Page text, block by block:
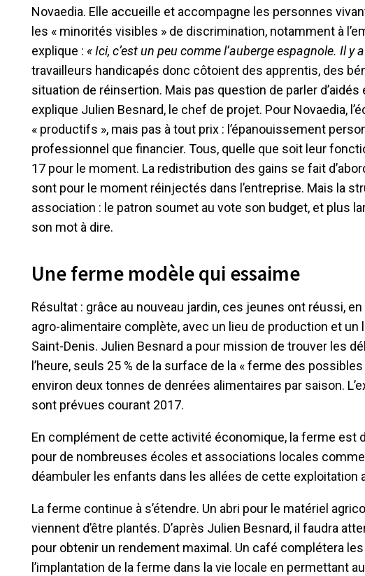
Novaedia. Elle accueille et accompagne les personnes
les « minorités visibles » de discrimination, notamment à
explique : « Ici, c’est un peu comme l’auberge espagnole. Il
travailleurs handicapés donc côtoient des apprentis, des
situation de réinsertion. Mais pas question de parler d’aidés
explique Julien Besnard, le chef de projet. Pour Novaedia,
« productifs », mais pas à tout prix : l’épanouissement
professionnel que financier. Tous, quelle que soit leur
17 pour le moment. La redistribution des gains se fait
sont pour le moment réinjectés dans l’entreprise. Mais la
association : le patron soumet au vote son budget, et plus
son mot à dire.
Une ferme modèle qui essaime
Résultat : grâce au nouveau jardin, ces jeunes ont réussi,
agro-alimentaire complète, avec un lieu de production et
Saint-Denis. Julien Besnard a pour mission de trouver les
l’heure, seuls 25 % de la surface de la « ferme des
environ deux tonnes de denrées alimentaires par saison.
sont prévues courant 2017.
En complément de cette activité économique, la ferme est
pour de nombreuses écoles et associations locales comme
déambuler les enfants dans les allées de cette exploitation
La ferme continue à s’étendre. Un abri pour le matériel
viennent d’être plantés. D’après Julien Besnard, il faudra
pour obtenir un rendement maximal. Un café complétera
l’implantation de la ferme dans la vie locale en permettant